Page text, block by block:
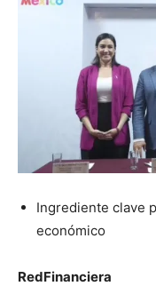
Ingrediente clave
económico
RedFinanciera